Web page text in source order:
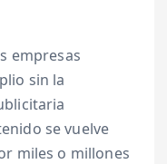
empresas
sin la
se vuelve
miles o millones